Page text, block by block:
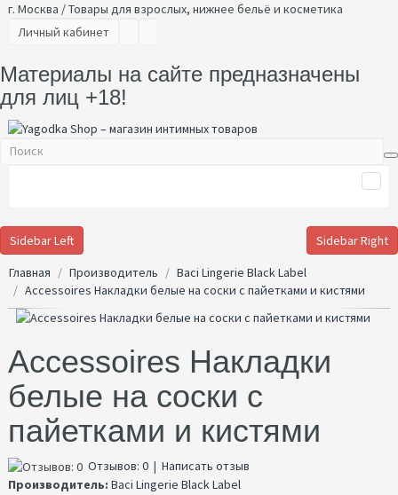
г. Москва / Товары для взрослых, нижнее бельё и косметика
Личный кабинет
Материалы на сайте предназначены
для лиц +18!
Sidebar Left
Sidebar Right
Главная
Производитель
Baci Lingerie Black Label
Accessoires Накладки белые на соски с пайетками и кистями
Accessoires Накладки
белые на соски с
пайетками и кистями
Отзывов: 0 | Написать отзыв
Производитель: Baci Lingerie Black Label